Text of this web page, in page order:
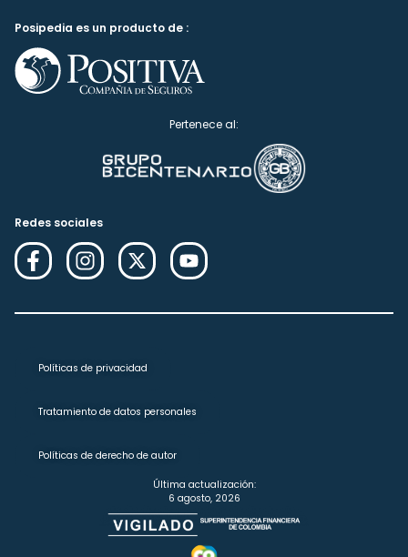
Posipedia es un producto de :
Pertenece al:
Redes sociales
Políticas de privacidad
Tratamiento de datos personales
Políticas de derecho de autor
Última actualización:
6 agosto, 2026